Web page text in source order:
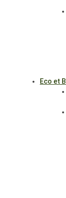
Eco et